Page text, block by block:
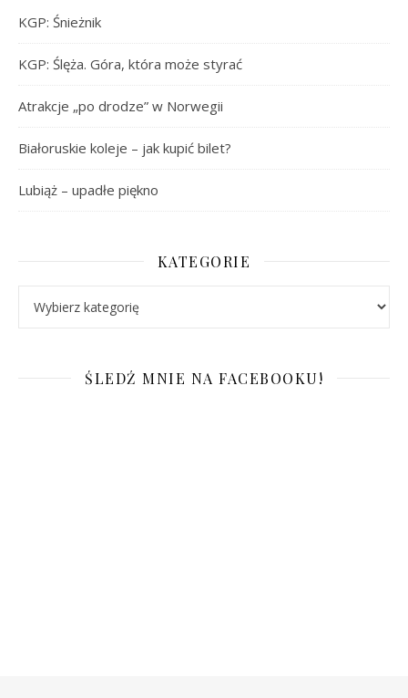
KGP: Śnieżnik
KGP: Ślęża. Góra, która może styrać
Atrakcje „po drodze” w Norwegii
Białoruskie koleje – jak kupić bilet?
Lubiąż – upadłe piękno
KATEGORIE
ŚLEDŹ MNIE NA FACEBOOKU!